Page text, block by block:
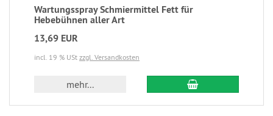
Wartungsspray Schmiermittel Fett für
Hebebühnen aller Art
13,69 EUR
incl. 19 % USt zzgl. Versandkosten
mehr...